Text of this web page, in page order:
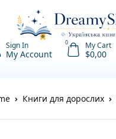
Sign In
My Account
0 My Cart
$0,00
Книги для дорослих